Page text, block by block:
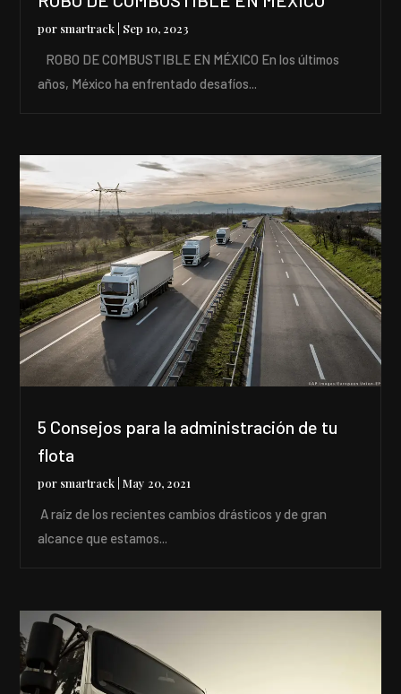
por smartrack Sep 10, 2023
ROBO DE COMBUSTIBLE EN MÉXICO En los últimos
años, México ha enfrentado desafíos...
5 Consejos para la administración de tu
flota
por smartrack |May 20, 2021
A raíz de los recientes cambios drásticos y de gran
alcance que estamos...